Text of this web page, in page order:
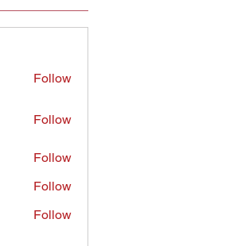
Follow
Follow
Follow
Follow
Follow